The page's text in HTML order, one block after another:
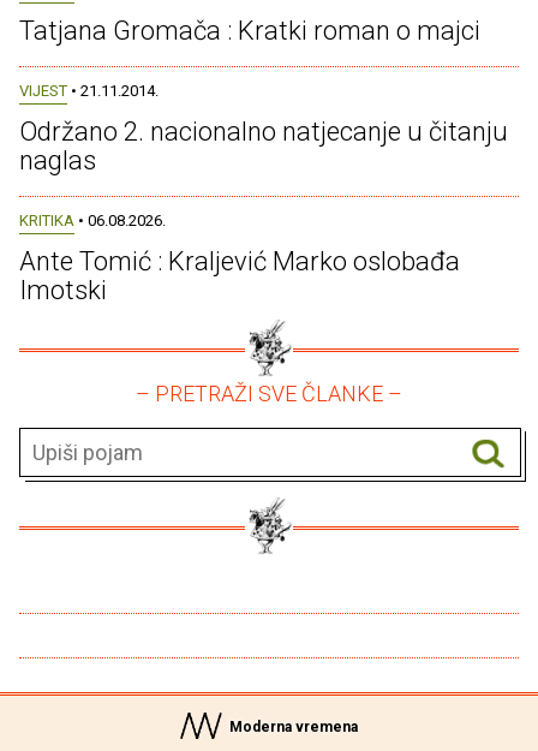
Tatjana Gromača : Kratki roman o majci
VIJEST • 21.11.2014.
Održano 2. nacionalno natjecanje u čitanju
naglas
KRITIKA • 06.08.2026.
Ante Tomić : Kraljević Marko oslobađa
Imotski
– PRETRAŽI SVE ČLANKE –
Moderna vremena